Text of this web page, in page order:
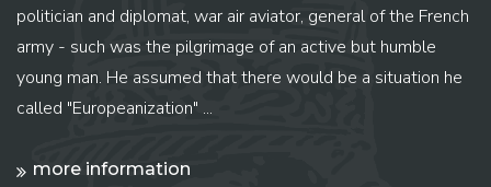
politician and diplomat, war air aviator, general of the French
army - such was the pilgrimage of an active but humble
young man. He assumed that there would be a situation he
called "Europeanization" ...
more information